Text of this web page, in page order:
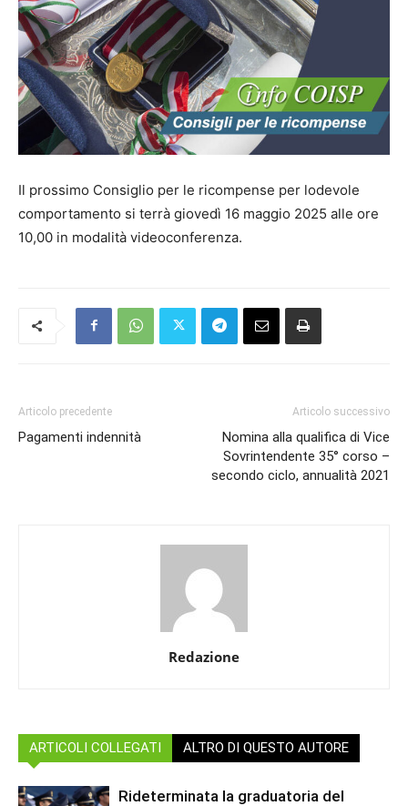
Il prossimo Consiglio per le ricompense per lodevole
comportamento si terrà giovedì 16 maggio 2025 alle ore
10,00 in modalità videoconferenza.
Articolo precedente
Pagamenti indennità
Articolo successivo
Nomina alla qualifica di Vice
Sovrintendente 35° corso –
secondo ciclo, annualità 2021
Redazione
ARTICOLI COLLEGATI ALTRO DI QUESTO AUTORE
Rideterminata la graduatoria del